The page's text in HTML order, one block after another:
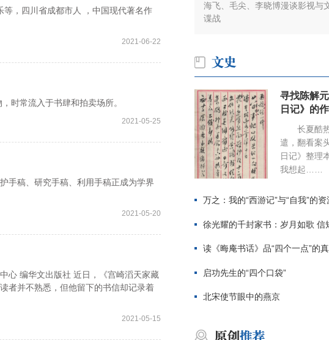
，四川省成都市人 ，中国现代著名作
2021-06-22
常流入于书肆和拍卖场所。
2021-05-25
稿、研究手稿、利用手稿正成为学界
2021-05-20
编华文出版社 近日，《宫崎滔天家藏
者并不熟悉，但他留下的书信却记录着
2021-05-15
海飞、毛尖、李晓博漫谈影视与
谍战
寻找陈解
日记》的
长夏酷
遣，翻看案
日记》整理
我想起……
万之：我的“西游记”与“自我”的资
徐光耀的千封家书：岁月如歌 信
读《晦庵书话》品“四个一点”的
启功先生的“四个口袋”
北宋使节眼中的燕京